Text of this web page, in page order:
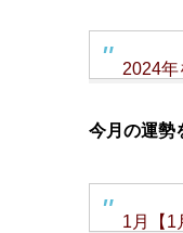
2024年
今月の運勢
1月【1